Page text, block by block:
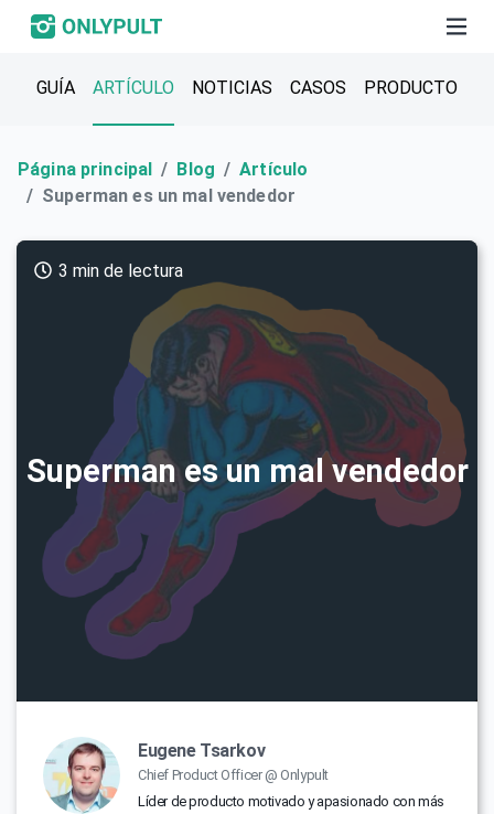
GUÍA ARTÍCULO NOTICIAS CASOS PRODUCTO
Página principal Blog
Artículo
Superman es un mal vendedor
Superman es un mal vendedor
3 min de lectura
Eugene Tsarkov
Chief Product Officer @ Onlypult
Líder de producto motivado y apasionado con más